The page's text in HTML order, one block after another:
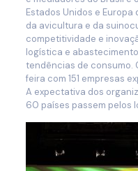
Estados Unidos e
da avicultura e da
competitividade e
logística e
tendências de consumo.
feira com 151 empresas
A expectativa dos
60 países passem pelos